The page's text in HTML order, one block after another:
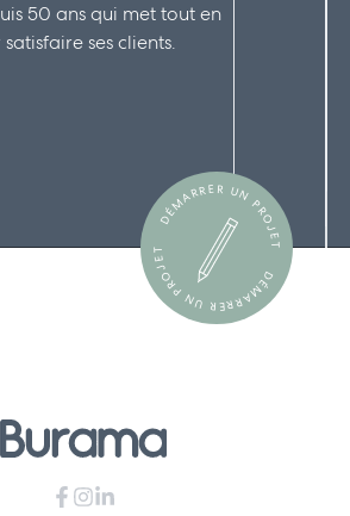
50 ans qui met tout en
ses clients.
DÉMARRER UN PROJET
DÉMARRER UN PROJET